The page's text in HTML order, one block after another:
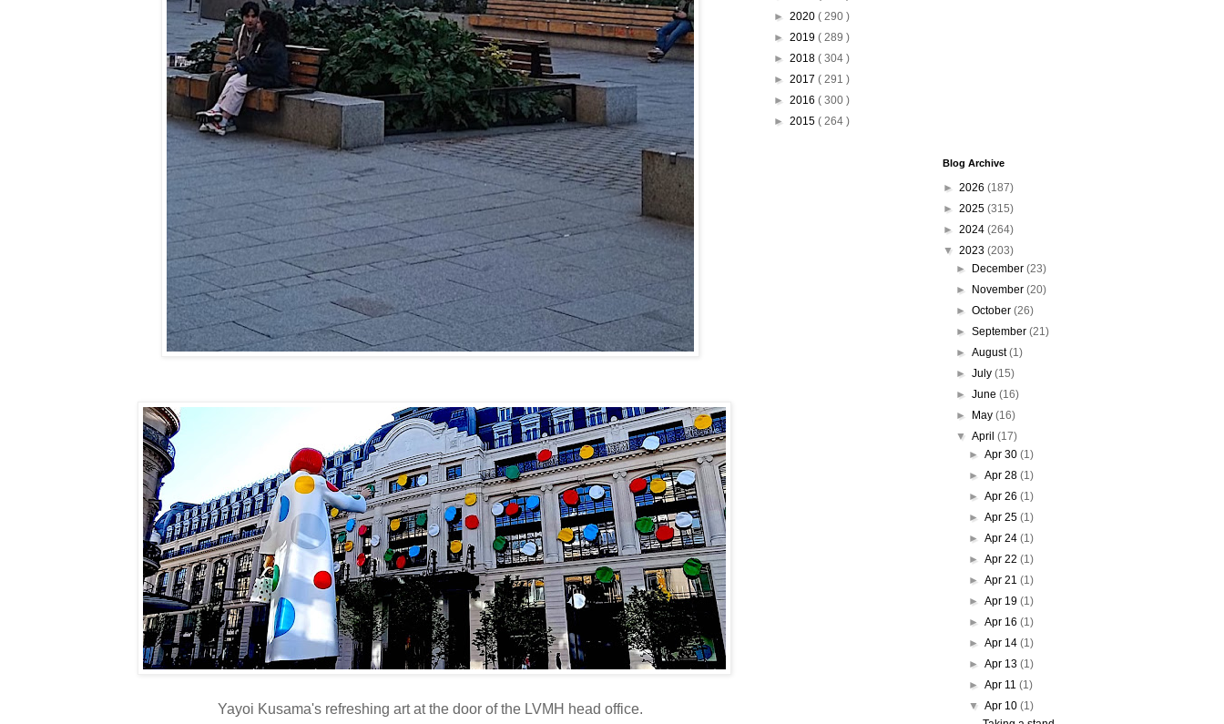
Yayoi Kusama's refreshing art at the door of the LVMH head office.
► 2020 ( 290 )
► 2019 ( 289 )
► 2018 ( 304 )
► 2017 ( 291 )
► 2016 ( 300 )
► 2015 ( 264 )
Blog Archive
► 2026 (187)
► 2025 (315)
► 2024 (264)
▼ 2023 (203)
►
December (23)
►
November (20)
► October (26)
► September (21)
► August(1)
► July (15)
► June (16)
►
May (16)
▼ April (17)
►Apr 30(1)
►Apr 28(1)
►Apr 26(1)
►Apr 25(1)
►Apr 24(1)
►Apr 22(1)
►Apr 21(1)
►Apr 19(1)
►Apr 16(1)
►Apr 14(1)
►Apr 13(1)
►Apr 11(1)
▼Apr 10(1)